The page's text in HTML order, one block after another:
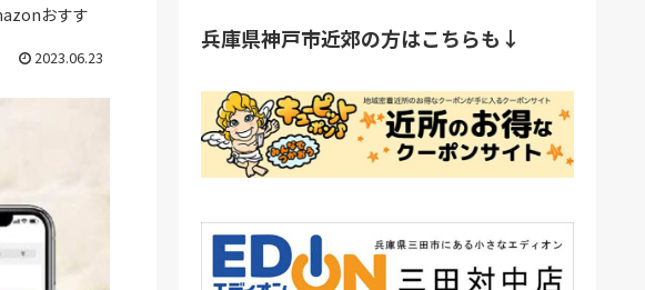
おすす
2023.06.23
兵庫県神戸市近郊の方はこちらも↓